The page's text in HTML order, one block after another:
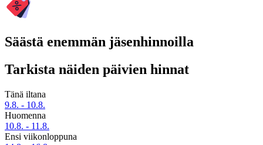
Säästä enemmän jäsenhinnoilla
Tarkista näiden päivien hinnat
Tänä iltana
9.8. - 10.8.
Huomenna
10.8. - 11.8.
Ensi viikonloppuna